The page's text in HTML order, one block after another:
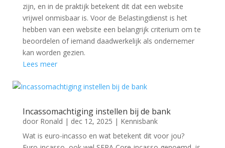
zijn, en in de praktijk betekent dit dat een website
vrijwel onmisbaar is. Voor de Belastingdienst is het
hebben van een website een belangrijk criterium om te
beoordelen of iemand daadwerkelijk als ondernemer
kan worden gezien.
Lees meer
Incassomachtiging instellen bij de bank
door Ronald | dec 12, 2025 | Kennisbank
Wat is euro-incasso en wat betekent dit voor jou?